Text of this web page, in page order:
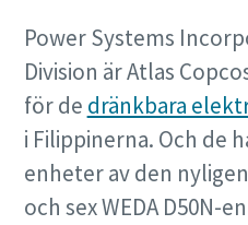
Power Systems
Division är Atlas
för de dränkbara
i Filippinerna. Och de
enheter av den
och sex WEDA